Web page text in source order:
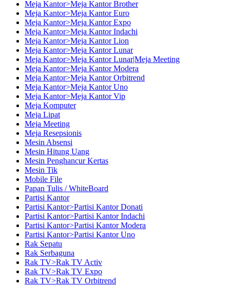
Meja Kantor>Meja Kantor Brother
Meja Kantor>Meja Kantor Euro
Meja Kantor>Meja Kantor Expo
Meja Kantor>Meja Kantor Indachi
Meja Kantor>Meja Kantor Lion
Meja Kantor>Meja Kantor Lunar
Meja Kantor>Meja Kantor Lunar|Meja Meeting
Meja Kantor>Meja Kantor Modera
Meja Kantor>Meja Kantor Orbitrend
Meja Kantor>Meja Kantor Uno
Meja Kantor>Meja Kantor Vip
Meja Komputer
Meja Lipat
Meja Meeting
Meja Resepsionis
Mesin Absensi
Mesin Hitung Uang
Mesin Penghancur Kertas
Mesin Tik
Mobile File
Papan Tulis / WhiteBoard
Partisi Kantor
Partisi Kantor>Partisi Kantor Donati
Partisi Kantor>Partisi Kantor Indachi
Partisi Kantor>Partisi Kantor Modera
Partisi Kantor>Partisi Kantor Uno
Rak Sepatu
Rak Serbaguna
Rak TV>Rak TV Activ
Rak TV>Rak TV Expo
Rak TV>Rak TV Orbitrend